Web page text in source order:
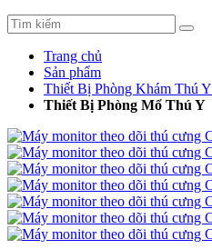
Trang chủ
Sản phẩm
Thiết Bị Phòng Khám Thú Y
Thiết Bị Phòng Mổ Thú Y